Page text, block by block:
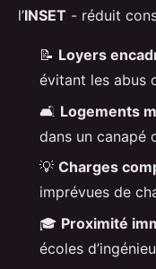
l’INSET - réduit
📝 Loyers
évitant les abus
🛋️ Logements
dans un canapé
💡 Charges
imprévues de
🎓 Proximité
écoles